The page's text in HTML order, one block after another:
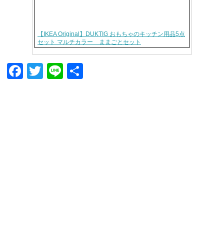
【IKEA Original】DUKTIG おもちゃのキッチン用品5点
セット マルチカラー ままごとセット
F
T
Li